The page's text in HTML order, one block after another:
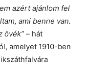
azért ajánlom fel
ami benne van.
övék” – hát
amelyet 1910-ben